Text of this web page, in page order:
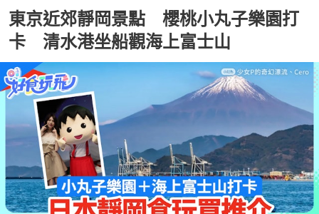
東京近郊靜岡景點 櫻桃小丸子樂園打
卡 清水港坐船觀海上富士山